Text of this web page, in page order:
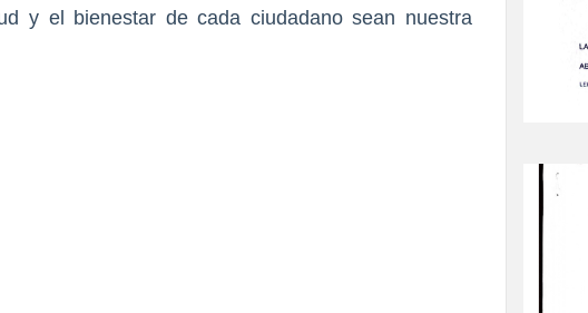
y el bienestar de cada ciudadano sean nuestra